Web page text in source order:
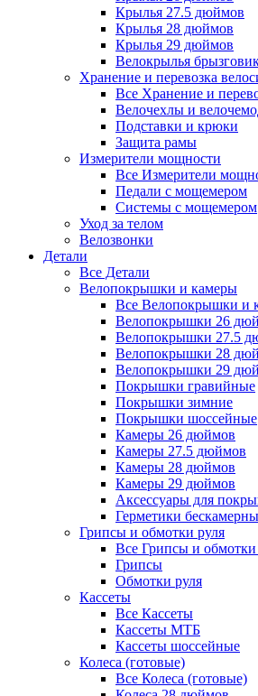
Крылья 27.5 дюймов
Крылья 28 дюймов
Крылья 29 дюймов
Велокрылья
Хранение и перевозка
Все Хранение и
Велочехлы и
Подставки и крюки
Защита рамы
Измерители мощности
Все Измерители
Педали с мощемером
Системы с мощемером
Уход за телом
Велозвонки
Детали
Все Детали
Велопокрышки и камеры
Все Велопокрышки и
Велопокрышки 26
Велопокрышки 27.5
Велопокрышки 28
Велопокрышки 29
Покрышки гравийные
Покрышки зимние
Покрышки шоссейные
Камеры 26 дюймов
Камеры 27.5 дюймов
Камеры 28 дюймов
Камеры 29 дюймов
Аксессуары для
Герметики
Грипсы и обмотки руля
Все Грипсы и обмотки
Грипсы
Обмотки руля
Кассеты
Все Кассеты
Кассеты МТБ
Кассеты шоссейные
Колеса (готовые)
Все Колеса (готовые)